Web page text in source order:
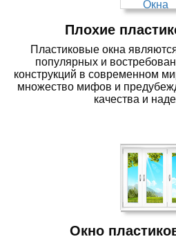
Плохие
Пластиковые окна
популярных и
конструкций в современном
множество мифов и
качества и
Окно